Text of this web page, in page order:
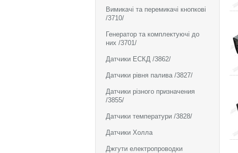
Вимикачі та перемикачі кнопкові
/3710/
Генератор та комплектуючі до
них /3701/
Датчики ЕСКД /3862/
Датчики рівня палива /3827/
Датчики різного призначения
/3855/
Датчики температури /3828/
Датчики Холла
Джгути електропроводки